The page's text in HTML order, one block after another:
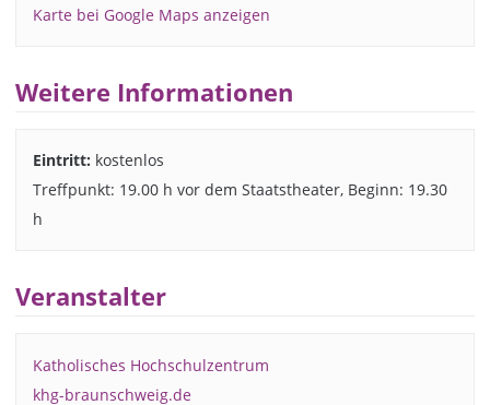
Karte bei Google Maps anzeigen
Weitere Informationen
Eintritt: kostenlos
Treffpunkt: 19.00 h vor dem Staatstheater, Beginn: 19.30
h
Veranstalter
Katholisches Hochschulzentrum
khg-braunschweig.de